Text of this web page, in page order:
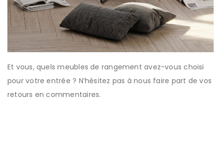
Et vous, quels meubles de rangement avez-vous choisi
pour votre entrée ? N’hésitez pas à nous faire part de vos
retours en commentaires.